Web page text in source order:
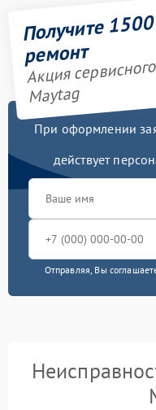
Получите
ремонт
Акция
Maytag
При оформлении
действует
Отправляя, Вы